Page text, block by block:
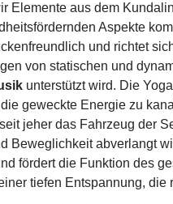
Elemente aus dem
Aspekte
und richtet
von statischen und
unterstützt wird. Die
geweckte Energie zu
jeher das Fahrzeug der
Beweglichkeit abverlangt
fördert die Funktion des
tiefen Entspannung,